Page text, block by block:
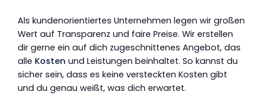
Als kundenorientiertes Unternehmen legen wir großen
Wert auf Transparenz und faire Preise. Wir erstellen
dir gerne ein auf dich zugeschnittenes Angebot, das
alle Kosten und Leistungen beinhaltet. So kannst du
sicher sein, dass es keine versteckten Kosten gibt
und du genau weißt, was dich erwartet.